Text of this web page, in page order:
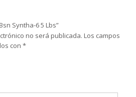
Syntha-6 5 Lbs”
no será publicada. Los campos
con *